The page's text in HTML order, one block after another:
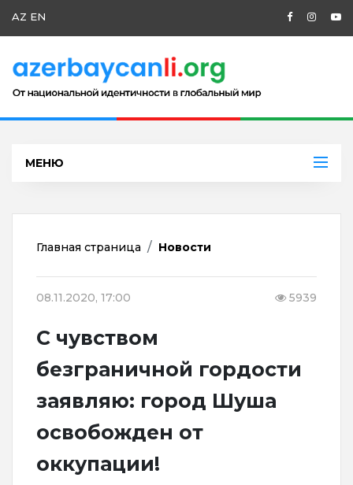
AZ EN
МЕНЮ
Главная страница Новости
08.11.2020, 17:00 5939
С чувством
безграничной гордости
заявляю: город Шуша
освобожден от
оккупации!